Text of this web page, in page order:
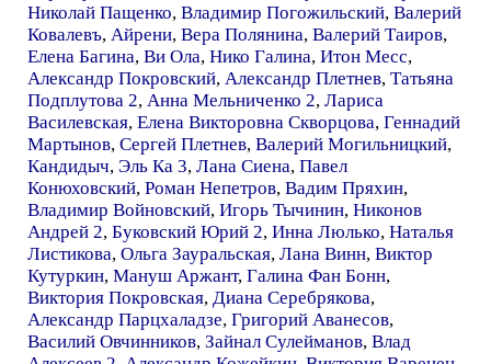
Николай Пащенко, Владимир Погожильский, Валерий
Ковалевъ, Айрени, Вера Полянина, Валерий Таиров,
Елена Багина, Ви Ола, Нико Галина, Итон Месс,
Александр Покровский, Александр Плетнев, Татьяна
Подплутова 2, Анна Мельниченко 2, Лариса
Василевская, Елена Викторовна Скворцова, Геннадий
Мартынов, Сергей Плетнев, Валерий Могильницкий,
Кандидыч, Эль Ка 3, Лана Сиена, Павел
Конюховский, Роман Непетров, Вадим Пряхин,
Владимир Войновский, Игорь Тычинин, Никонов
Андрей 2, Буковский Юрий 2, Инна Люлько, Наталья
Листикова, Ольга Зауральская, Лана Винн, Виктор
Кутуркин, Мануш Аржант, Галина Фан Бонн,
Виктория Покровская, Диана Серебрякова,
Александр Парцхаладзе, Григорий Аванесов,
Василий Овчинников, Зайнал Сулейманов, Влад